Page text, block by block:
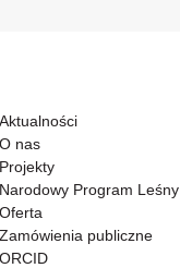
Aktualności
O nas
Projekty
Narodowy Program Leśny
Oferta
Zamówienia publiczne
ORCID